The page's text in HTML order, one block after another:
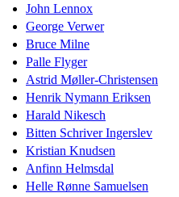
John Lennox
George Verwer
Bruce Milne
Palle Flyger
Astrid Møller-Christensen
Henrik Nymann Eriksen
Harald Nikesch
Bitten Schriver Ingerslev
Kristian Knudsen
Anfinn Helmsdal
Helle Rønne Samuelsen